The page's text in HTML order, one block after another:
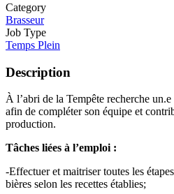
Category
Brasseur
Job Type
Temps Plein
Description
À l’abri de la Tempête recherche
afin de compléter son équipe et
production.
Tâches liées à l’emploi :
-Effectuer et maitriser toutes les
bières selon les recettes établies;